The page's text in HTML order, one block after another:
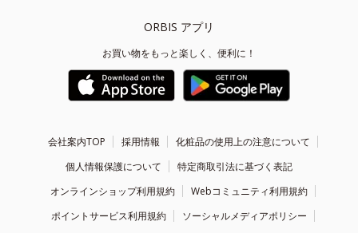
ORBIS アプリ
お買い物をもっと楽しく、便利に！
会社案内TOP 採用情報
化粧品の使用上の注意について
個人情報保護について
特定商取引法に基づく表記
オンラインショップ利用規約
Webコミュニティ利用規約
ポイントサービス利用規約
ソーシャルメディアポリシー